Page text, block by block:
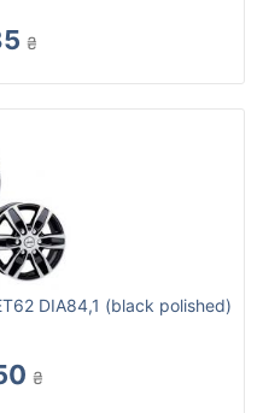
₴
DIA84,1 (black polished)
₴